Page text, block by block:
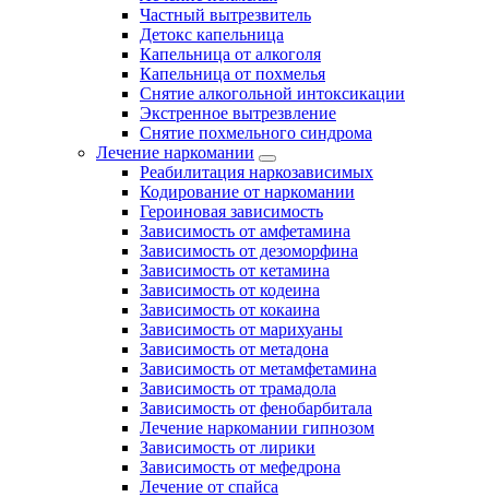
Частный вытрезвитель
Детокс капельница
Капельница от алкоголя
Капельница от похмелья
Снятие алкогольной интоксикации
Экстренное вытрезвление
Снятие похмельного синдрома
Лечение наркомании
Реабилитация наркозависимых
Кодирование от наркомании
Героиновая зависимость
Зависимость от амфетамина
Зависимость от дезоморфина
Зависимость от кетамина
Зависимость от кодеина
Зависимость от кокаина
Зависимость от марихуаны
Зависимость от метадона
Зависимость от метамфетамина
Зависимость от трамадола
Зависимость от фенобарбитала
Лечение наркомании гипнозом
Зависимость от лирики
Зависимость от мефедрона
Лечение от спайса